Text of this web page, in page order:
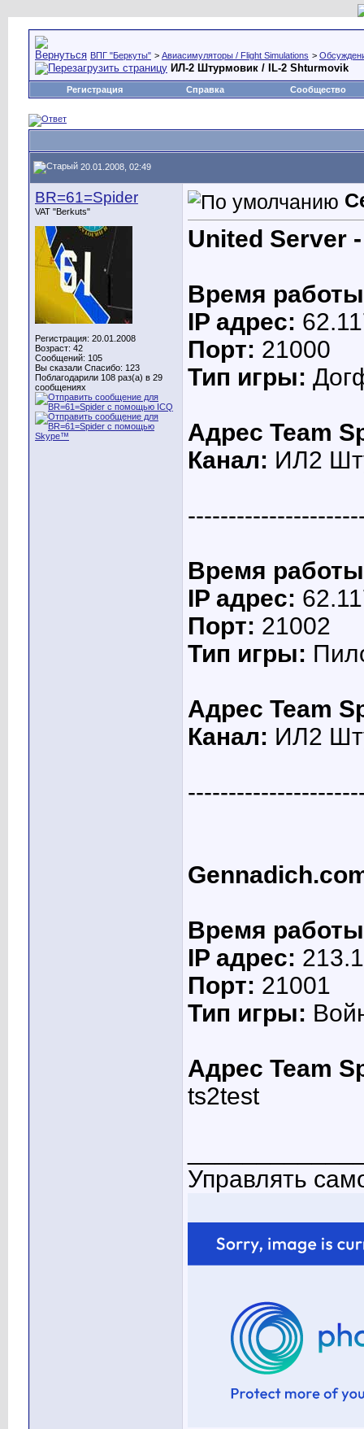
ВПГ "Беркуты" > Авиасимуляторы / Flight Simulations >
ИЛ-2 Штурмовик / IL-2 Shturmovik
Регистрация Справка Сообщество
20.01.2008, 02:49
BR=61=Spider
VAT "Berkuts"
Регистрация: 20.01.2008
Возраст: 42
Сообщений: 105
Вы сказали Спасибо: 123
Поблагодарили 108 раз(а) в 29
сообщениях
United Server
Время
IP адрес:
Порт: 21000
Тип игры:
Адрес Team
Канал: ИЛ2
Время
IP адрес:
Порт: 21002
Тип игры:
Адрес Team
Канал: ИЛ2
Время
IP адрес:
Порт: 21001
Тип игры:
Адрес Team
ts2test
Управлять